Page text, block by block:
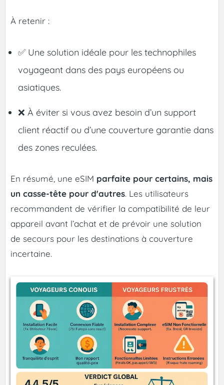
À retenir :
✅ Une solution idéale pour les technophiles
voyageant dans des pays européens ou
asiatiques.
❌ À éviter si vous avez besoin d’un support
client réactif ou d’une couverture garantie dans
des zones reculées.
En résumé, une eSIM parfaite pour certains, mais
un casse-tête pour d'autres. Les utilisateurs
recommandent de vérifier la compatibilité de leur
appareil avant l’achat et de prévoir une solution
de secours pour les destinations à couverture
incertaine.